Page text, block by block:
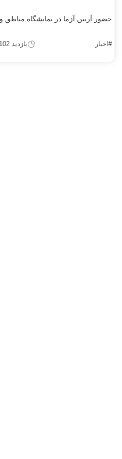
حضور آرتین آزما در نمایشگاه مناطق
#اخبار بازدید 102